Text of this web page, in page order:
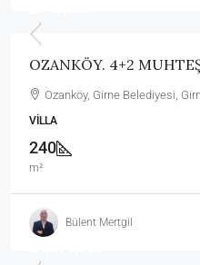
OZANKÖY. 4+2
Ozanköy, Girne Belediyesi,
VILLA
240
m²
Bülent Mertgil